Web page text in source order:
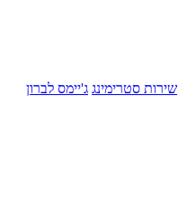
שירות סטרימינג ג'יימס לברון